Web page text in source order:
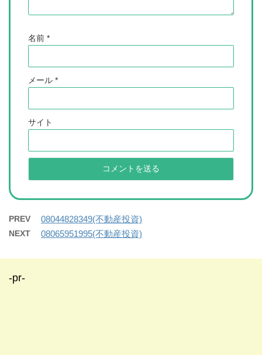
名前 *
メール *
サイト
PREV 08044828349(不動産投資)
NEXT 08065951995(不動産投資)
-pr-